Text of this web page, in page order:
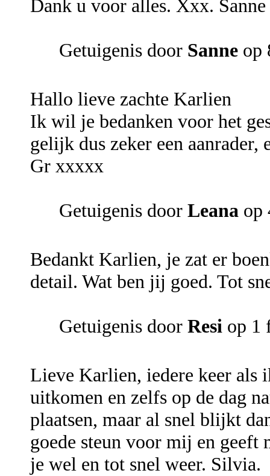
Dank u voor alles. Xxx. Sanne
Getuigenis door Sanne op
Hallo lieve zachte Karlien
Ik wil je bedanken voor het
gelijk dus zeker een
Gr xxxxx
Getuigenis door Leana op
Bedankt Karlien, je zat er
detail. Wat ben jij goed. Tot
Getuigenis door Resi op 1
Lieve Karlien, iedere keer als
uitkomen en zelfs op de dag
plaatsen, maar al snel blijkt
goede steun voor mij en
je wel en tot snel weer. Silvia.